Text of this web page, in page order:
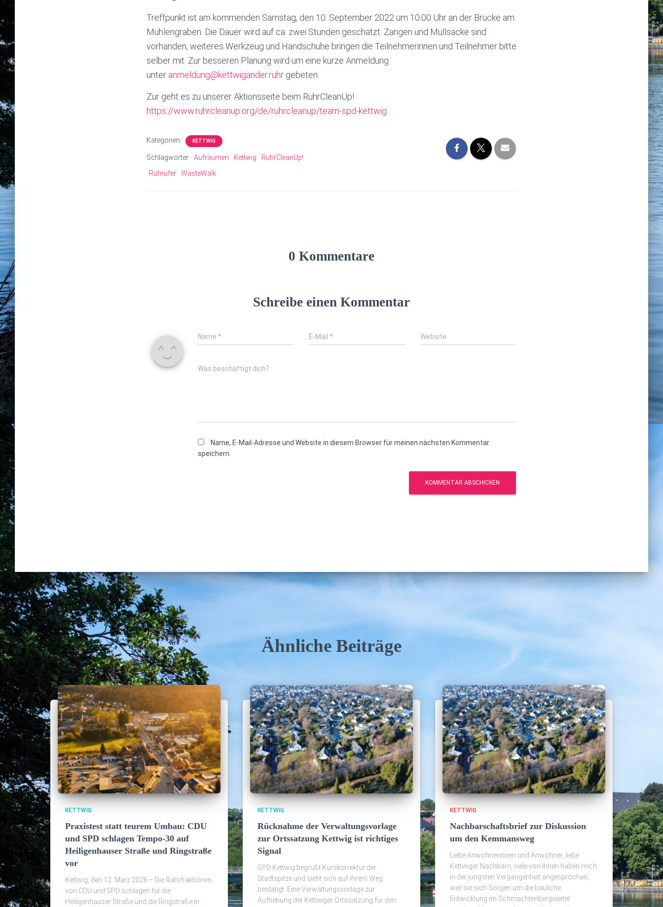
Treffpunkt ist am kommenden Samstag, den 10. September 2022 um 10:00 Uhr an der Brücke am
Mühlengraben. Die Dauer wird auf ca. zwei Stunden geschätzt. Zangen und Müllsäcke sind
vorhanden, weiteres Werkzeug und Handschuhe bringen die Teilnehmerinnen und Teilnehmer bitte
selber mit. Zur besseren Planung wird um eine kurze Anmeldung
unter anmeldung@kettwigander.ruhr gebeten.
Zur geht es zu unserer Aktionsseite beim RuhrCleanUp!
https://www.ruhrcleanup.org/de/ruhrcleanup/team-spd-kettwig
Kategorien: KETTWIG
Schlagwörter: Aufräumen Kettwig
RuhrCleanUp!
Ruhrufer
WasteWalk
0 Kommentare
Schreibe einen Kommentar
Name * E-Mail* Website
Was beschäftigt dich?
Name, E-Mail-Adresse und Website in diesem Browser für meinen nächsten Kommentar
speichern.
Ähnliche Beiträge
KETTWIG
Praxistest statt teurem Umbau: CDU
und SPD schlagen Tempo-30 auf
Heiligenhauser Straße und Ringstraße
vor
Kettwig, den 12. März 2026 – Die Ratsfraktionen
von CDU und SPD schlagen für die
Heiligenhauser Straße und die Ringstraße in
KETTWIG
Rücknahme der Verwaltungsvorlage
zur Ortssatzung Kettwig ist richtiges
Signal
SPD Kettwig begrüßt Kurskorrektur der
Stadtspitze und sieht sich auf ihrem Weg
bestätigt. Eine Verwaltungsvorlage zur
Aufhebung der Kettwiger Ortssatzung für den
KETTWIG
Nachbarschaftsbrief zur Diskussion
um den Kemmansweg
Liebe Anwohnerinnen und Anwohner, liebe
Kettwiger Nachbarn, viele von Ihnen haben mich
in der jüngsten Vergangenheit angesprochen,
weil sie sich Sorgen um die bauliche
Entwicklung im Schmachtenbergviertel